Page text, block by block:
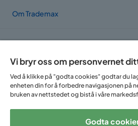
Om Trademax
Vi bryr oss om personvernet
Ved å klikke på "godta cookies" godtar du
enheten din for å forbedre navigasjonen på
bruken av nettstedet og bistå i våre
Godta